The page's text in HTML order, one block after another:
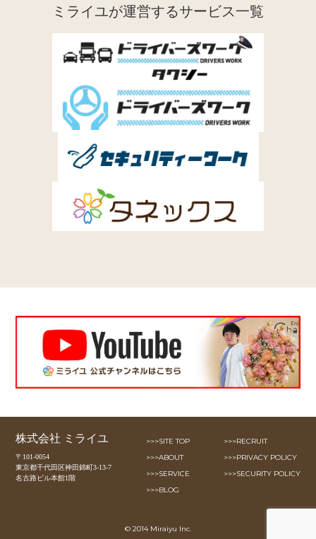
ミライユが運営するサービス一覧
株式会社 ミライユ
〒101-0054
東京都千代田区神田錦町3-13-7
名古路ビル本館1階
>>>SITE TOP
>>>ABOUT
>>>SERVICE
>>>BLOG
>>>RECRUIT
>>>PRIVACY POLICY
>>>SECURITY POLICY
© 2014 Miraiyu Inc.